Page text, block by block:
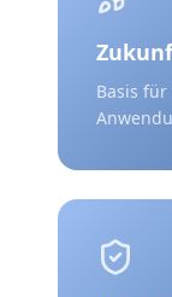
Basis